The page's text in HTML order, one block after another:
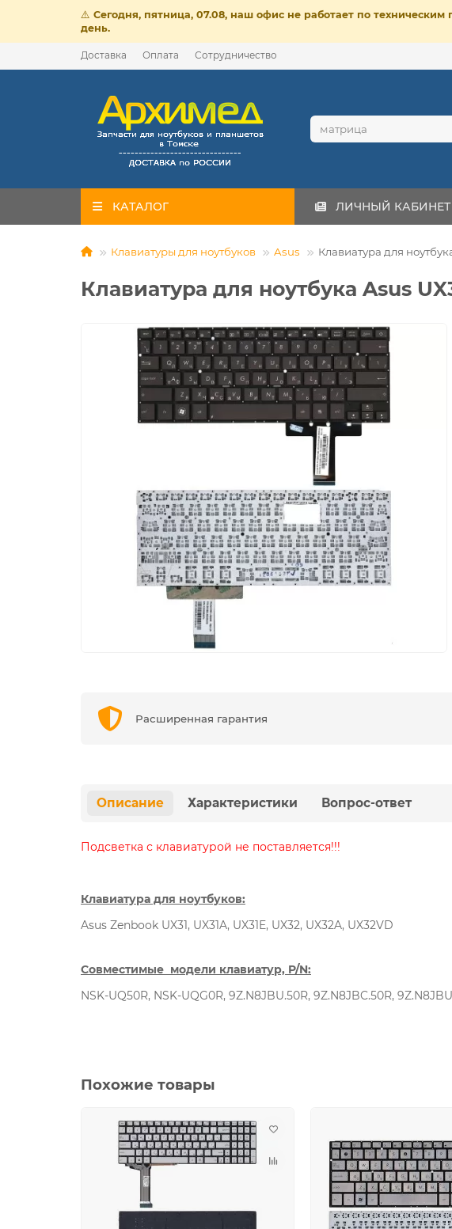
⚠️ Сегодня, пятница, 07.08, наш офис не работает по
день.
Доставка Оплата Сотрудничество
КАТАЛОГ ЛИЧНЫЙ КАБИНЕТ
Клавиатуры для ноутбуков Asus Клавиатура для
Клавиатура для ноутбука Asus
Расширенная гарантия
Описание Характеристики Вопрос-ответ
Подсветка с клавиатурой не поставляется!!!
Клавиатура для ноутбуков:
Asus Zenbook UX31, UX31A, UX31E, UX32, UX32A, UX32VD
Совместимые модели клавиатур, P/N:
NSK-UQ50R, NSK-UQG0R, 9Z.N8JBU.50R, 9Z.N8JBC.50R,
Похожие товары